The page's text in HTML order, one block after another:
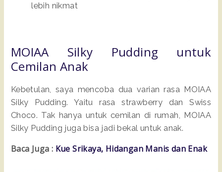
lebih nikmat
MOIAA Silky Pudding untuk
Cemilan Anak
Kebetulan, saya mencoba dua varian rasa MOIAA
Silky Pudding. Yaitu rasa strawberry dan Swiss
Choco. Tak hanya untuk cemilan di rumah, MOIAA
Silky Pudding juga bisa jadi bekal untuk anak.
Baca Juga : Kue Srikaya, Hidangan Manis dan Enak